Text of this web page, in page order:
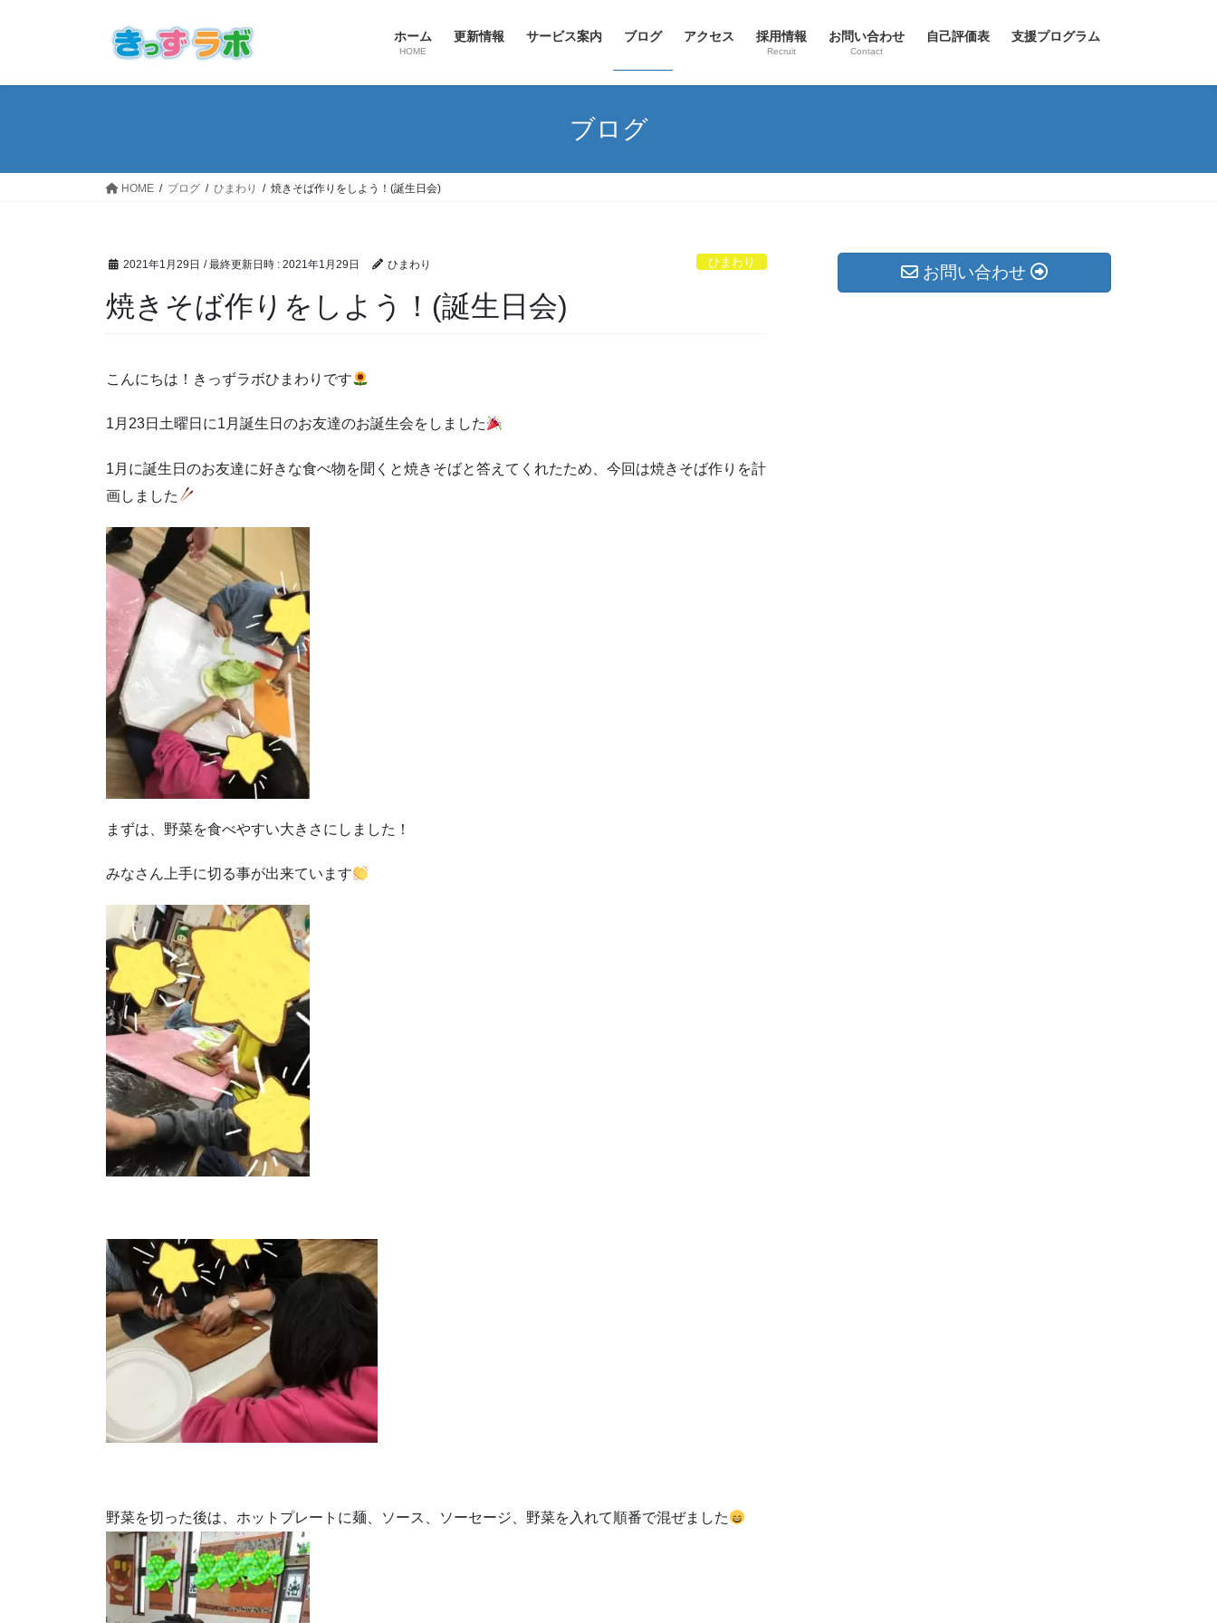
ホーム
HOME
更新情報 サービス案内 ブログ アクセス 採用情報
Recruit
お問い合わせ
Contact
自己評価表 支援プログラム
ブログ
HOME ブログ ひまわり 焼きそば作りをしよう！(誕生日会)
2021年1月29日 / 最終更新日時 : 2021年1月29日 ひまわり ひまわり
焼きそば作りをしよう！(誕生日会)
こんにちは！きっずラボひまわりです
1月23日土曜日に1月誕生日のお友達のお誕生会をしました
1月に誕生日のお友達に好きな食べ物を聞くと焼きそばと答えてくれたため、今回は焼きそば作りを計
画しました
まずは、野菜を食べやすい大きさにしました！
みなさん上手に切る事が出来ています
野菜を切った後は、ホットプレートに麺、ソース、ソーセージ、野菜を入れて順番で混ぜました
お問い合わせ